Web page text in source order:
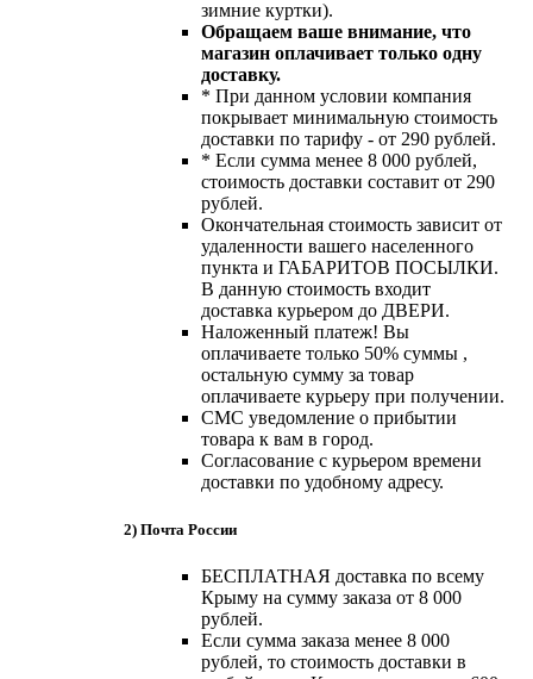
зимние куртки).
Обращаем ваше внимание, что
магазин оплачивает только одну
доставку.
* При данном условии компания
покрывает минимальную стоимость
доставки по тарифу - от 290 рублей.
* Если сумма менее 8 000 рублей,
стоимость доставки составит от 290
рублей.
Окончательная стоимость зависит от
удаленности вашего населенного
пункта и ГАБАРИТОВ ПОСЫЛКИ.
В данную стоимость входит
доставка курьером до ДВЕРИ.
Наложенный платеж! Вы
оплачиваете только 50% суммы ,
остальную сумму за товар
оплачиваете курьеру при получении.
СМС уведомление о прибытии
товара к вам в город.
Согласование с курьером времени
доставки по удобному адресу.
2) Почта России
БЕСПЛАТНАЯ доставка по всему
Крыму на сумму заказа от 8 000
рублей.
Если сумма заказа менее 8 000
рублей, то стоимость доставки в